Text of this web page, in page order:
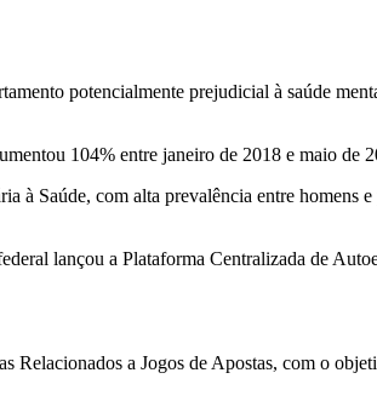
potencialmente prejudicial à saúde
104% entre janeiro de 2018 e maio de
Saúde, com alta prevalência entre homens
lançou a Plataforma Centralizada de
a Jogos de Apostas, com o